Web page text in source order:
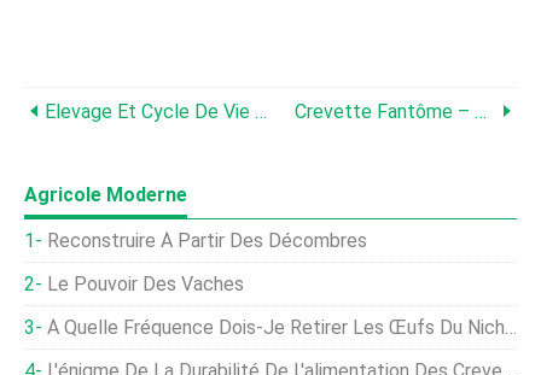
Elevage Et Cycle De Vie Des Crevettes Red Cherry Crevette Fantôme – Guide Détaillé :soins, Alimentation Et Élevage
Agricole Moderne
Reconstruire À Partir Des Décombres
Le Pouvoir Des Vaches
À Quelle Fréquence Dois-Je Retirer Les Œufs Du Nichoir ?